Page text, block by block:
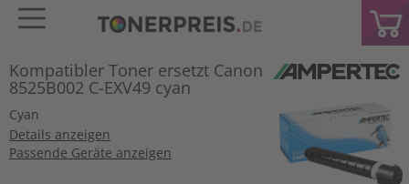
Kompatibler Toner ersetzt Canon
8525B002 C-EXV49 cyan
Cyan
Details anzeigen
Passende Geräte anzeigen